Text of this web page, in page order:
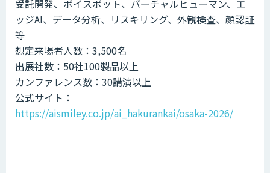
受託開発、ボイスボット、バーチャルヒューマン、エ
ッジAI、データ分析、リスキリング、外観検査、顔認証
等
想定来場者人数：3,500名
出展社数：50社100製品以上
カンファレンス数：30講演以上
公式サイト：
https://aismiley.co.jp/ai_hakurankai/osaka-2026/